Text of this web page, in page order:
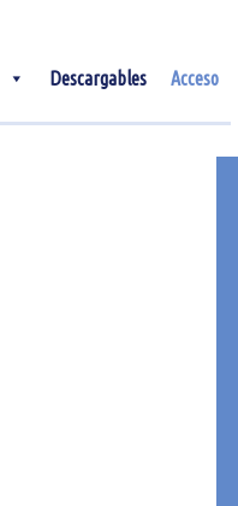
Descargables Acceso